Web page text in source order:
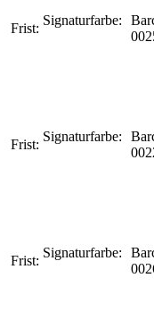
Frist:
Signaturfarbe:
Frist:
Signaturfarbe:
Frist:
Signaturfarbe: